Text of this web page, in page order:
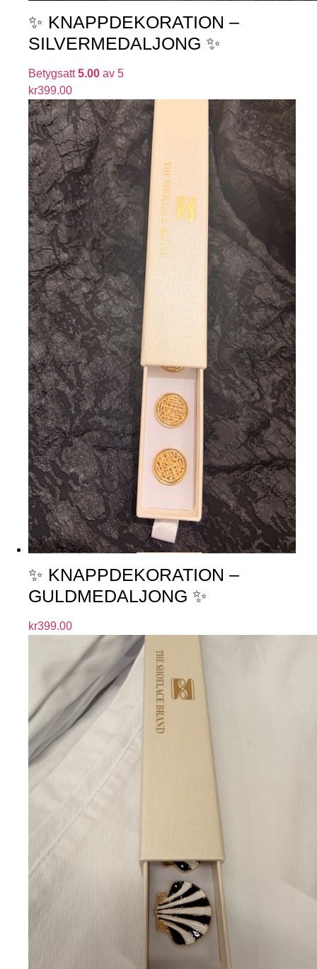
✨ KNAPPDEKORATION –
SILVERMEDALJONG ✨
Betygsatt5.00 av 5
kr399.00
✨ KNAPPDEKORATION –
GULDMEDALJONG ✨
kr399.00